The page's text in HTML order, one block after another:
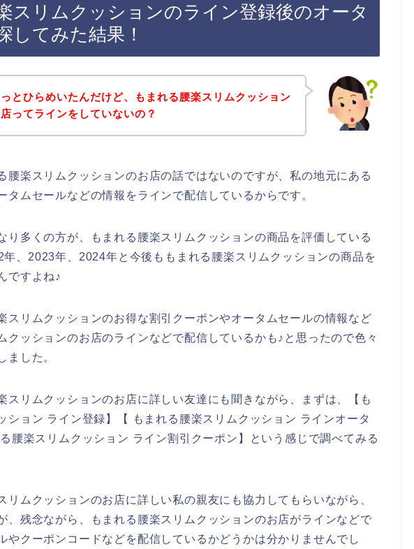
スリムクッションのライン登録後のオータ
してみた結果！
とひらめいたんだけど、もまれる腰楽スリムクッション
ってラインをしていないの？
腰楽スリムクッションのお店の話ではないのですが、私の地元にある
タムセールなどの情報をラインで配信しているからです。
り多くの方が、もまれる腰楽スリムクッションの商品を評価している
、2023年、2024年と今後ももまれる腰楽スリムクッションの商品を
ですよね♪
スリムクッションのお得な割引クーポンやオータムセールの情報など
クッションのお店のラインなどで配信しているかも♪と思ったので色々
ました。
スリムクッションのお店に詳しい友達にも聞きながら、まずは、【も
ション ライン登録】【 もまれる腰楽スリムクッション ラインオータ
腰楽スリムクッション ライン割引クーポン】という感じで調べてみる
リムクッションのお店に詳しい私の親友にも協力してもらいながら、
、残念ながら、もまれる腰楽スリムクッションのお店がラインなどで
やクーポンコードなどを配信しているかどうかは分かりませんでし